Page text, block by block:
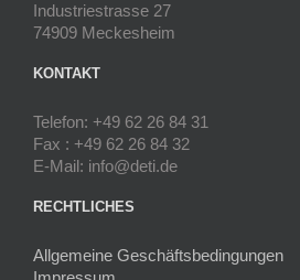
Industriestrasse 27
74909 Meckesheim
KONTAKT
Telefon: +49 62 26 84 31
Fax : +49 62 26 84 32
E-Mail: info@deti.de
RECHTLICHES
Allgemeine Geschäftsbedingungen